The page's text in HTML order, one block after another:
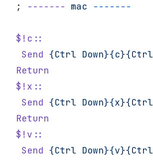
; ------- mac -------
$!c::
Send {Ctrl Down}{c}{Ctrl
Return
$!x::
Send {Ctrl Down}{x}{Ctrl
Return
$!v::
Send {Ctrl Down}{v}{Ctrl